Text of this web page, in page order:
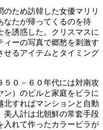
ため訪韓した女優マリリ
なたが帰ってくるのを待
誘惑した。クリスマスに
ィーの写真で郷愁を刺激す
せるアイテムとタイミング
５０－６０年代には対南攻
）のビルと家庭をビラに
北すればマンションと自動
美人計は北朝鮮の常套手段
入れて作ったカラービラが